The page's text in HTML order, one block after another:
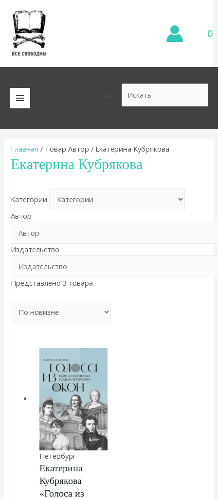
содержимому
0
MAIN
MENU
Главная / Товар Автор / Екатерина Кубрякова
Екатерина Кубрякова
Категории
Автор
Издательство
Представлено 3 товара
Петербург
Екатерина
Кубрякова
«Голоса из